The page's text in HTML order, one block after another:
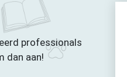
professionals
dan aan!